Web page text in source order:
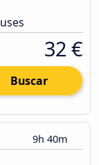
32 €
Buscar
9h 40m